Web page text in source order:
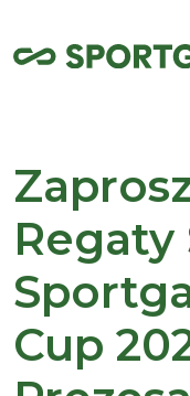
Regaty
Cup